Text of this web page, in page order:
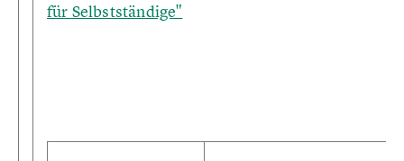
für Selbstständige"